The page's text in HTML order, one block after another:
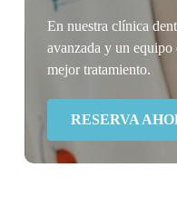
En nuestra clínica
avanzada y un equipo
mejor tratamiento.
RESERVA